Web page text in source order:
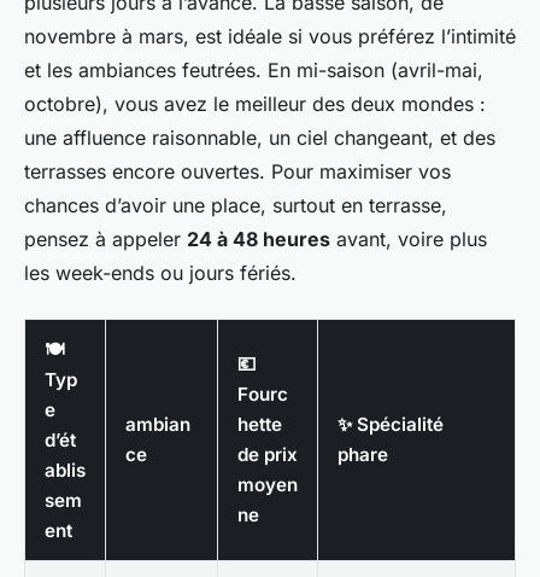
novembre à mars, est idéale si vous préférez l’intimité
et les ambiances feutrées. En mi-saison (avril-mai,
octobre), vous avez le meilleur des deux mondes :
une affluence raisonnable, un ciel changeant, et des
terrasses encore ouvertes. Pour maximiser vos
chances d’avoir une place, surtout en terrasse,
pensez à appeler 24 à 48 heures avant, voire plus
les week-ends ou jours fériés.
🍽️
Typ
e
d’ét
ablis
sem
ent
ambian
ce
💶
Fourc
hette
de prix
moyen
ne
✨ Spécialité
phare